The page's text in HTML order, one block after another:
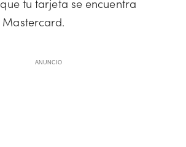
tu tarjeta se encuentra
ANUNCIO